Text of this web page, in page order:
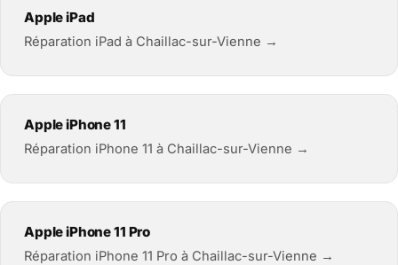
Apple iPad
Réparation iPad à Chaillac-sur-Vienne →
Apple iPhone 11
Réparation iPhone 11 à Chaillac-sur-Vienne →
Apple iPhone 11 Pro
Réparation iPhone 11 Pro à Chaillac-sur-Vienne →